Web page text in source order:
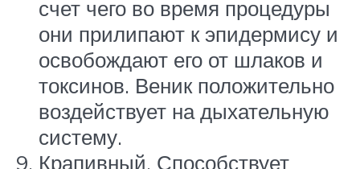
счет чего во время процедуры
они прилипают к эпидермису и
освобождают его от шлаков и
токсинов. Веник положительно
воздействует на дыхательную
систему.
Крапивный. Способствует